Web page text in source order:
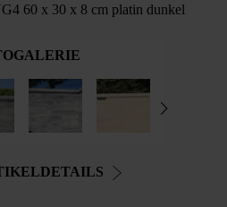
60 x 30 x 8 cm platin dunkel